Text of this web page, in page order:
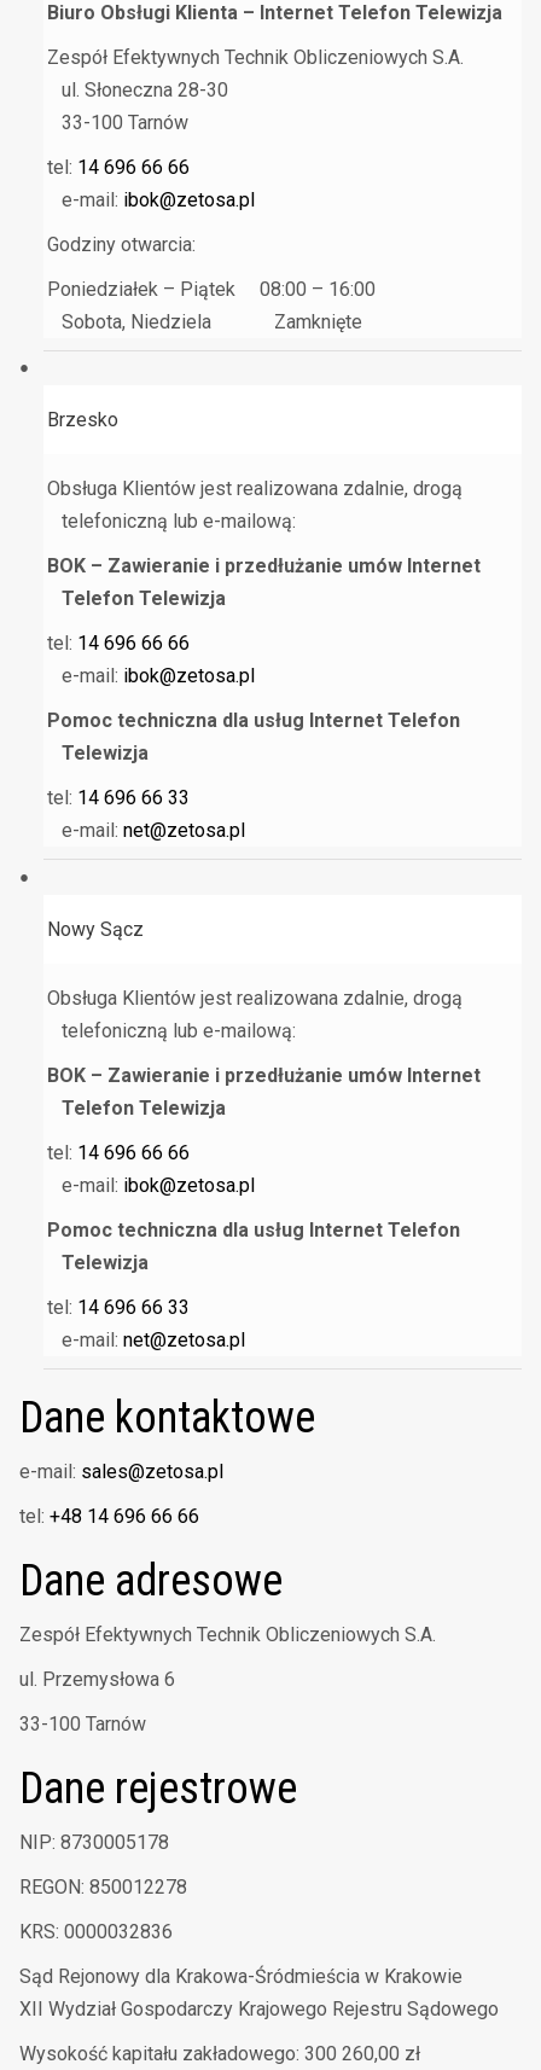
Biuro Obsługi Klienta – Internet Telefon Telewizja
Zespół Efektywnych Technik Obliczeniowych S.A.
ul. Słoneczna 28-30
33-100 Tarnów
tel: 14 696 66 66
e-mail: ibok@zetosa.pl
Godziny otwarcia:
Poniedziałek – Piątek 08:00 – 16:00
Sobota, Niedziela Zamknięte
Brzesko
Obsługa Klientów jest realizowana zdalnie, drogą
telefoniczną lub e-mailową:
BOK – Zawieranie i przedłużanie umów Internet
Telefon Telewizja
tel: 14 696 66 66
e-mail: ibok@zetosa.pl
Pomoc techniczna dla usług Internet Telefon
Telewizja
tel: 14 696 66 33
e-mail: net@zetosa.pl
Nowy Sącz
Obsługa Klientów jest realizowana zdalnie, drogą
telefoniczną lub e-mailową:
BOK – Zawieranie i przedłużanie umów Internet
Telefon Telewizja
tel: 14 696 66 66
e-mail: ibok@zetosa.pl
Pomoc techniczna dla usług Internet Telefon
Telewizja
tel: 14 696 66 33
e-mail: net@zetosa.pl
Dane kontaktowe
e-mail: sales@zetosa.pl
tel: +48 14 696 66 66
Dane adresowe
Zespół Efektywnych Technik Obliczeniowych S.A.
ul. Przemysłowa 6
33-100 Tarnów
Dane rejestrowe
NIP: 8730005178
REGON: 850012278
KRS: 0000032836
Sąd Rejonowy dla Krakowa-Śródmieścia w Krakowie
XII Wydział Gospodarczy Krajowego Rejestru Sądowego
Wysokość kapitału zakładowego: 300 260,00 zł